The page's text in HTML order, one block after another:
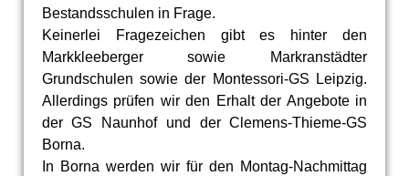
Bestandsschulen in Frage.
Keinerlei Fragezeichen gibt es hinter den
Markkleeberger sowie Markranstädter
Grundschulen sowie der Montessori-GS Leipzig.
Allerdings prüfen wir den Erhalt der Angebote in
der GS Naunhof und der Clemens-Thieme-GS
Borna.
In Borna werden wir für den Montag-Nachmittag